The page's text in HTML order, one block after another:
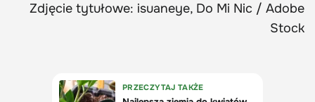
Zdjęcie tytułowe: isuaneye, Do Mi Nic / Adobe
Stock